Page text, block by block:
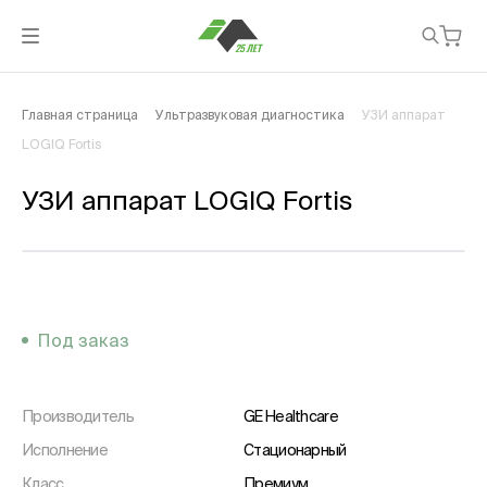
Главная страница Ультразвуковая диагностика УЗИ аппарат
LOGIQ Fortis
УЗИ аппарат LOGIQ Fortis
Под заказ
Производитель
GE Healthcare
Исполнение
Стационарный
Класс
Премиум